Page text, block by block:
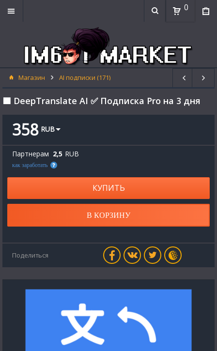
0
Магазин AI подписки (171)
🟦 DeepTranslate AI ✅ Подписка Pro на 3 дня
358 RUB
Партнерам 2,5 RUB
как заработать
КУПИТЬ
В КОРЗИНУ
Поделиться